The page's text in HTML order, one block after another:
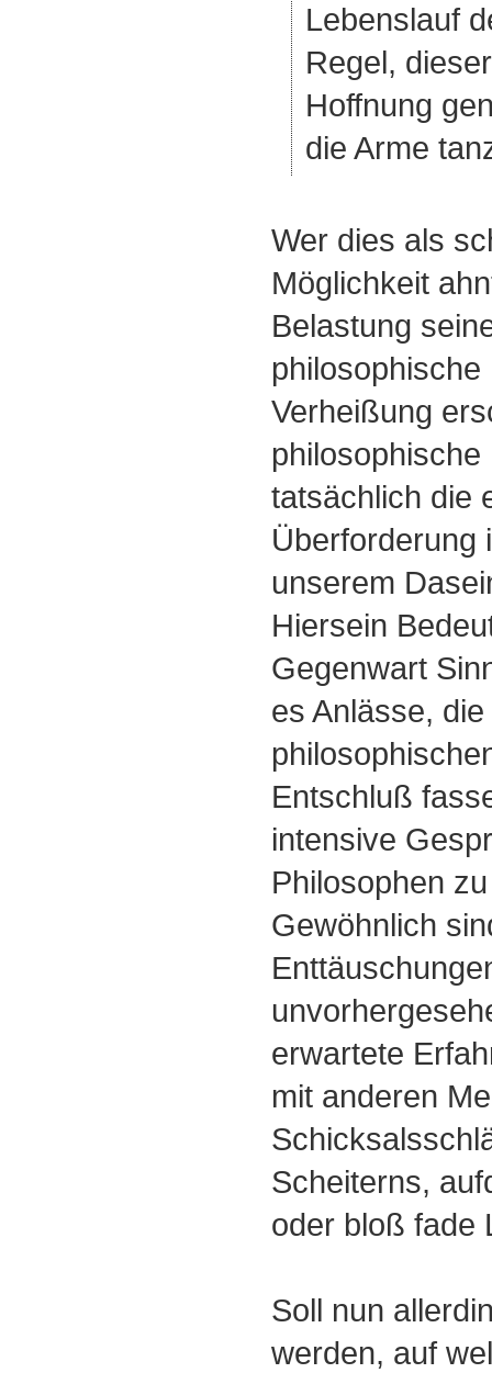
Lebenslauf
Regel,
Hoffnung
die Arme
Wer dies als
Möglichkeit
Belastung
Verheißung
tatsächlich die
Überforderung
unserem
Hiersein
Gegenwart
es Anlässe,
Entschluß
intensive
Philosophen
Gewöhnlich
erwartete
mit anderen
Scheiterns,
oder bloß fade
Soll nun
werden, auf